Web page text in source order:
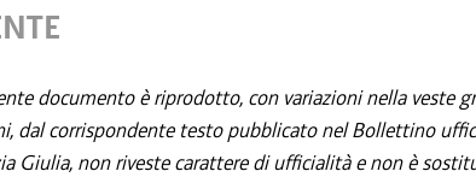
documento è riprodotto, con variazioni nella veste
dal corrispondente testo pubblicato nel Bollettino
Giulia, non riveste carattere di ufficialità e non è